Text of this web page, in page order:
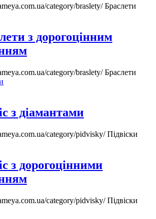
category/braslety/Браслети
з дорогоцінним
category/braslety/Браслети
з діамантами
category/pidvisky/Підвіски
з дорогоцінними
category/pidvisky/Підвіски